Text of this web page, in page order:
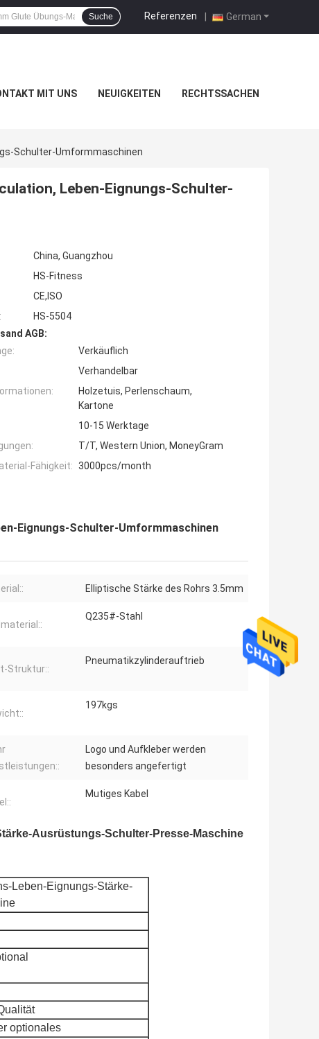
German
Referenzen |
Suche
MIT UNS NEUIGKEITEN RECHTSSACHEN
Schulter-Umformmaschinen
Leben-Eignungs-Schulter-
China, Guangzhou
HS-Fitness
CE,ISO
HS-5504
AGB:
Verkäuflich
Verhandelbar
Holzetuis, Perlenschaum,
Kartone
10-15 Werktage
T/T, Western Union, MoneyGram
Fähigkeit: 3000pcs/month
Eignungs-Schulter-Umformmaschinen
Elliptische Stärke des Rohrs 3.5mm
Q235#-Stahl
Struktur::
Pneumatikzylinderauftrieb
197kgs
Logo und Aufkleber werden
besonders angefertigt
Mutiges Kabel
Ausrüstungs-Schulter-Presse-Maschine
Leben-Eignungs-Stärke-
optionales